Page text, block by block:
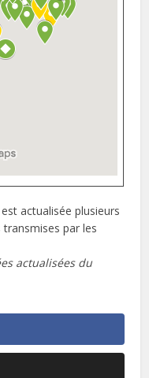
actualisée plusieurs
par les
actualisées du